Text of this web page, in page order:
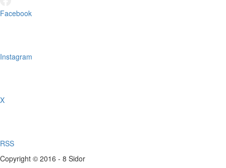
Facebook
Instagram
X
RSS
Copyright © 2016 - 8 Sidor